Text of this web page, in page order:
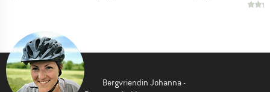
Bergvriendin Johanna -